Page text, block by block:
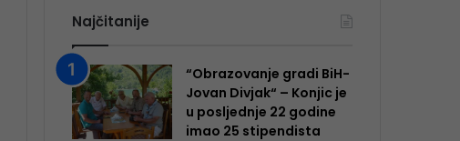
Najčitanije
“Obrazovanje gradi BiH-
Jovan Divjak“ – Konjic je
u posljednje 22 godine
imao 25 ​​stipendista